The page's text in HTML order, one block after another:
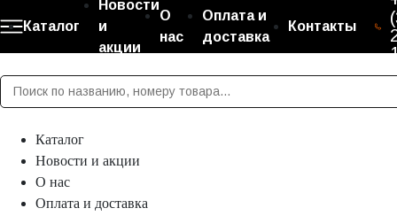
Каталог
Новости
и
акции
О
нас
Оплата и
доставка
Контакты
Каталог
Новости и акции
О нас
Оплата и доставка